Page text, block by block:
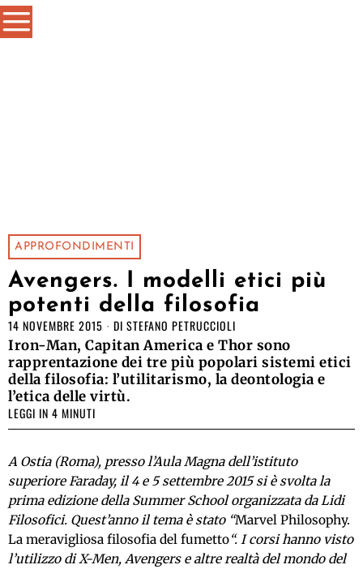
APPROFONDIMENTI
Avengers. I modelli etici più
potenti della filosofia
14 NOVEMBRE 2015 DI STEFANO PETRUCCIOLI
Iron-Man, Capitan America e Thor sono
rapprentazione dei tre più popolari sistemi etici
della filosofia: l’utilitarismo, la deontologia e
l’etica delle virtù.
LEGGI IN 4 MINUTI
A Ostia (Roma), presso l’Aula Magna dell’istituto
superiore Faraday, il 4 e 5 settembre 2015 si è svolta la
prima edizione della Summer School organizzata da Lidi
Filosofici. Quest’anno il tema è stato “Marvel Philosophy.
La meravigliosa filosofia del fumetto“. I corsi hanno visto
l’utilizzo di X-Men, Avengers e altre realtà del mondo del